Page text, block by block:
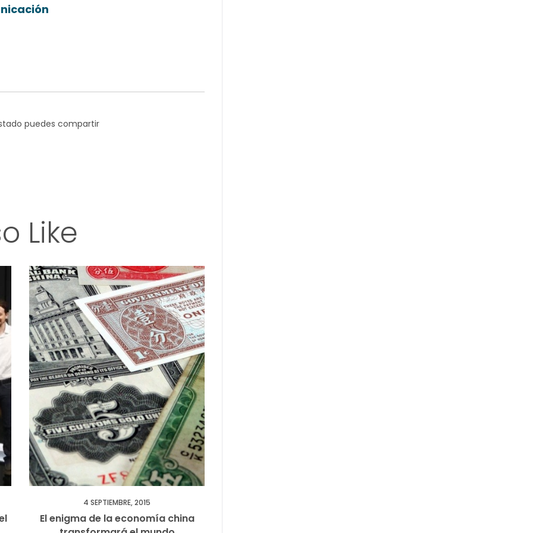
puedes compartir
Like
4 SEPTIEMBRE, 2015
El enigma de la economía china